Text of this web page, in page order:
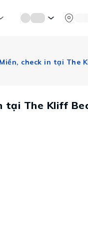
tại The Kliff
Từ